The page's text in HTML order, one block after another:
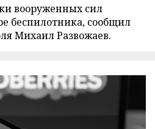
вооруженных сил
беспилотника, сообщил
Михаил Развожаев.